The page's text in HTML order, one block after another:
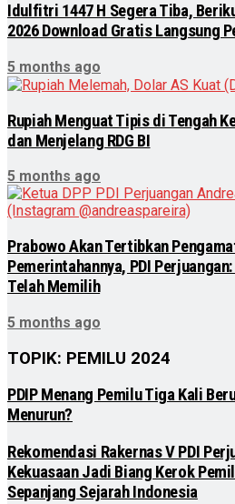
Idulfitri 1447 H Segera Tiba,
2026 Download Gratis Langsung
5 months ago
Rupiah Menguat Tipis di Tengah
dan Menjelang RDG BI
5 months ago
Prabowo Akan Tertibkan
Pemerintahannya, PDI
Telah Memilih
5 months ago
TOPIK: PEMILU 2024
PDIP Menang Pemilu Tiga Kali
Menurun?
Rekomendasi Rakernas V PDI
Kekuasaan Jadi Biang Kerok
Sepanjang Sejarah Indonesia